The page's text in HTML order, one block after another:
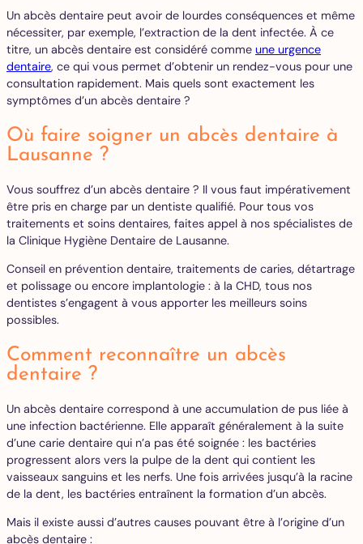
Un abcès dentaire peut avoir de lourdes conséquences et même
nécessiter, par exemple, l’extraction de la dent infectée. À ce
titre, un abcès dentaire est considéré comme une urgence
dentaire, ce qui vous permet d’obtenir un rendez-vous pour une
consultation rapidement. Mais quels sont exactement les
symptômes d’un abcès dentaire ?
Où faire soigner un abcès dentaire à
Lausanne ?
Vous souffrez d’un abcès dentaire ? Il vous faut impérativement
être pris en charge par un dentiste qualifié. Pour tous vos
traitements et soins dentaires, faites appel à nos spécialistes de
la Clinique Hygiène Dentaire de Lausanne.
Conseil en prévention dentaire, traitements de caries, détartrage
et polissage ou encore implantologie : à la CHD, tous nos
dentistes s’engagent à vous apporter les meilleurs soins
possibles.
Comment reconnaître un abcès
dentaire ?
Un abcès dentaire correspond à une accumulation de pus liée à
une infection bactérienne. Elle apparaît généralement à la suite
d’une carie dentaire qui n’a pas été soignée : les bactéries
progressent alors vers la pulpe de la dent qui contient les
vaisseaux sanguins et les nerfs. Une fois arrivées jusqu’à la racine
de la dent, les bactéries entraînent la formation d’un abcès.
Mais il existe aussi d’autres causes pouvant être à l’origine d’un
abcès dentaire :